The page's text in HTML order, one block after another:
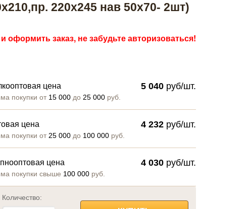
220х245 нав 50х70- 2шт)
оформить заказ, не забудьте авторизоваться!
цена
покупки от 15 000до 25 000руб.
5 040 руб/шт.
цена
покупки от 25 000до 100 000руб.
4 232 руб/шт.
цена
покупки свыше 100 000руб.
4 030 руб/шт.
Количество: